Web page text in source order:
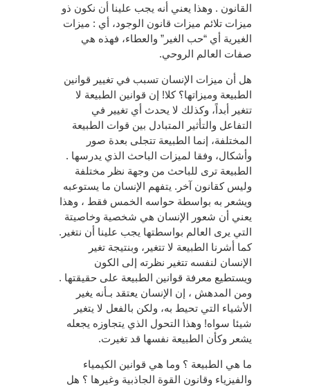
القانون . وهذا يعني أنه يجب علينا أن نكون ذو
ميزات تلائم ميزات قانون الوجود، أي : ميزات
الغيرية أي “حب الغير” والعطاء، فهذه هي
صفات العالم الروحي.
هل أن ميزات الإنسان تسبب في تغيير قوانين
الطبيعة وميزاتها؟ كلا! إن قوانين الطبيعة لا
تتغير أبداً، وكذلك لا يحدث أي تغيير في
التفاعل والتأثير المتبادل بين قوات الطبيعة
المختلفة، إنما الطبيعة تتجلى بعدة صور
وأشكال، وفقا لميزات الباحث الذي يدرسها .
الطبيعة ترى للباحث من وجهة نظر مختلفة
وليس كقانون آخر. يتفهم الإنسان ما يستوعبه
ويشعر به بواسطة حواسه الخمس فقط ، وهذا
يعني أن شعور الإنسان هي شخصية وخاصيتة
التي يرى العالم بواسطتها يجب علينا أن نتغير.
كما أشرنا الطبيعة لا تتغير، وبنتيجة تغير
الإنسان لنفسه تتغير نظرته إلى الكون
ويستطيع معرفة قوانين الطبيعة على حقيقتها .
ومن المدهش ، إن الإنسان يعتقد بـأنه يغير
الأشياء التي تحيط به، ولكن بالفعل لا يتغير
شيئا سواه! وهذا التحول الذي يتجاوزه يجعله
يشعر وكأن الطبيعة نفسها قد تغيرت.
ما هي الطبيعة ؟ وما هي قوانين الكيمياء
والفيزياء وقانون القوة الجاذبية وغيرها ؟ هل